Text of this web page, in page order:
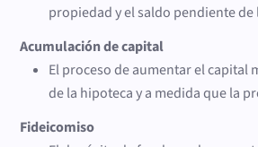
propiedad y el saldo pendiente de
Acumulación de capital
El proceso de aumentar el capital
de la hipoteca y a medida que la
Fideicomiso